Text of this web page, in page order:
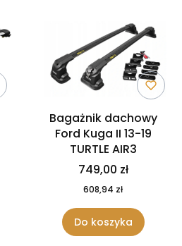
Bagażnik dachowy
Ford Kuga II 13-19
TURTLE AIR3
749,00 zł
608,94 zł
Do koszyka